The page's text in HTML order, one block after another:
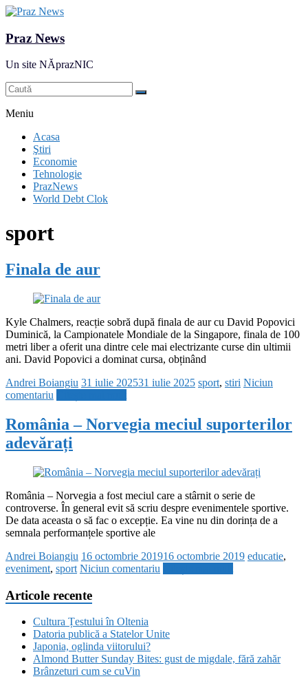
Praz News
Un site NĂprazNIC
Meniu
Acasa
Ştiri
Economie
Tehnologie
PrazNews
World Debt Clok
sport
Finala de aur
Kyle Chalmers, reacție sobră după finala de aur cu David Popovici
Duminică, la Campionatele Mondiale de la Singapore, finala de 100
metri liber a oferit una dintre cele mai electrizante curse din ultimii
ani. David Popovici a dominat cursa, obținând
Andrei Boiangiu 31 iulie 202531 iulie 2025 sport, stiri Niciun
comentariu
România – Norvegia meciul suporterilor
adevărați
România – Norvegia a fost meciul care a stârnit o serie de
controverse. În general evit să scriu despre evenimentele sportive.
De data aceasta o să fac o excepție. Ea vine nu din dorința de a
semnala performanțele sportive ale
Andrei Boiangiu 16 octombrie 201916 octombrie 2019 educatie,
eveniment, sport Niciun comentariu
Articole recente
Cultura Țestului în Oltenia
Datoria publică a Statelor Unite
Japonia, oglinda viitorului?
Almond Butter Sunday Bites: gust de migdale, fără zahăr
Brânzeturi cum se cuVin